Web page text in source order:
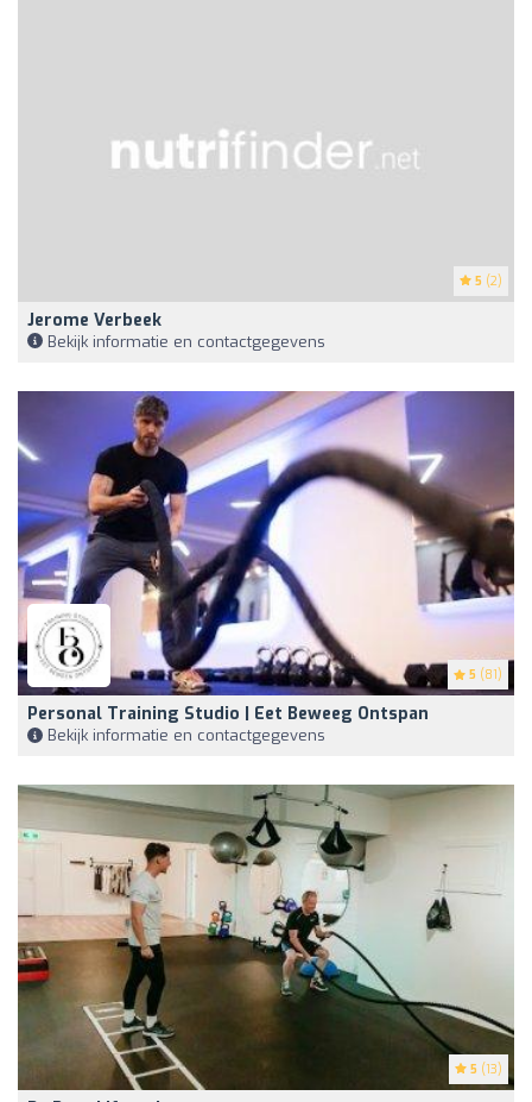
5 (2)
Jerome Verbeek
Bekijk informatie en contactgegevens
5 (81)
Personal Training Studio | Eet Beweeg Ontspan
Bekijk informatie en contactgegevens
5 (13)